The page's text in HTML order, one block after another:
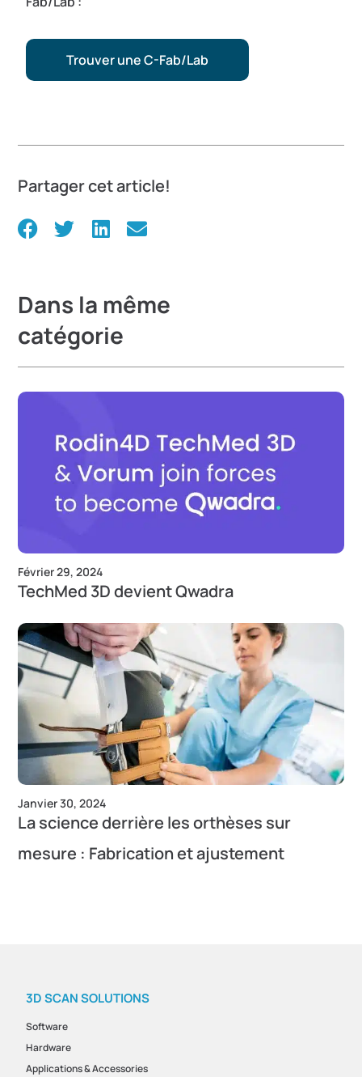
Trouver une C-Fab/Lab
Partager cet article!
Dans la même
catégorie
Février 29, 2024
TechMed 3D devient Qwadra
Janvier 30, 2024
La science derrière les orthèses sur
mesure : Fabrication et ajustement
3D SCAN SOLUTIONS
Software
Hardware
Applications & Accessories